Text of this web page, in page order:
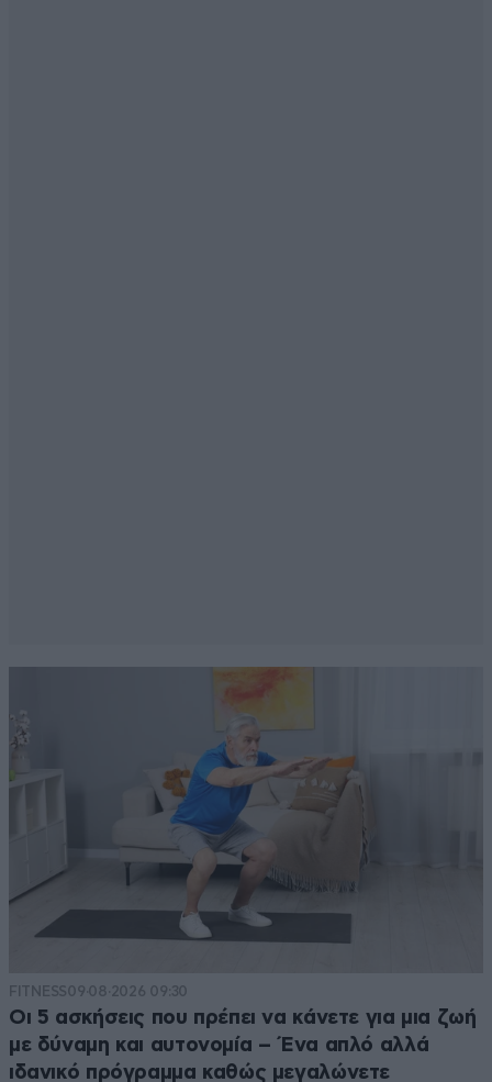
FITNESS09·08·2026 09:30
Οι 5 ασκήσεις που πρέπει να κάνετε για μια ζωή
με δύναμη και αυτονομία – Ένα απλό αλλά
ιδανικό πρόγραμμα καθώς μεγαλώνετε